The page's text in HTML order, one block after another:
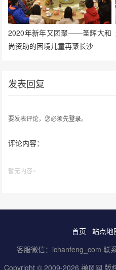
2020年新年又团聚——圣辉大和
尚资助的困境儿童再聚长沙
发表回复
要发表评论，您必须先登录。
评论内容：
暂无内容~
首页 站点地
客服微信：ichanfeng_com 联
Copyright © 2009-2026 禅风网 版